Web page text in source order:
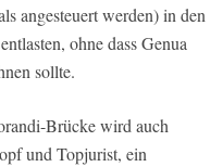
angesteuert werden) in den
ohne dass Genua
sollte.
Brücke wird auch
und Topjurist, ein